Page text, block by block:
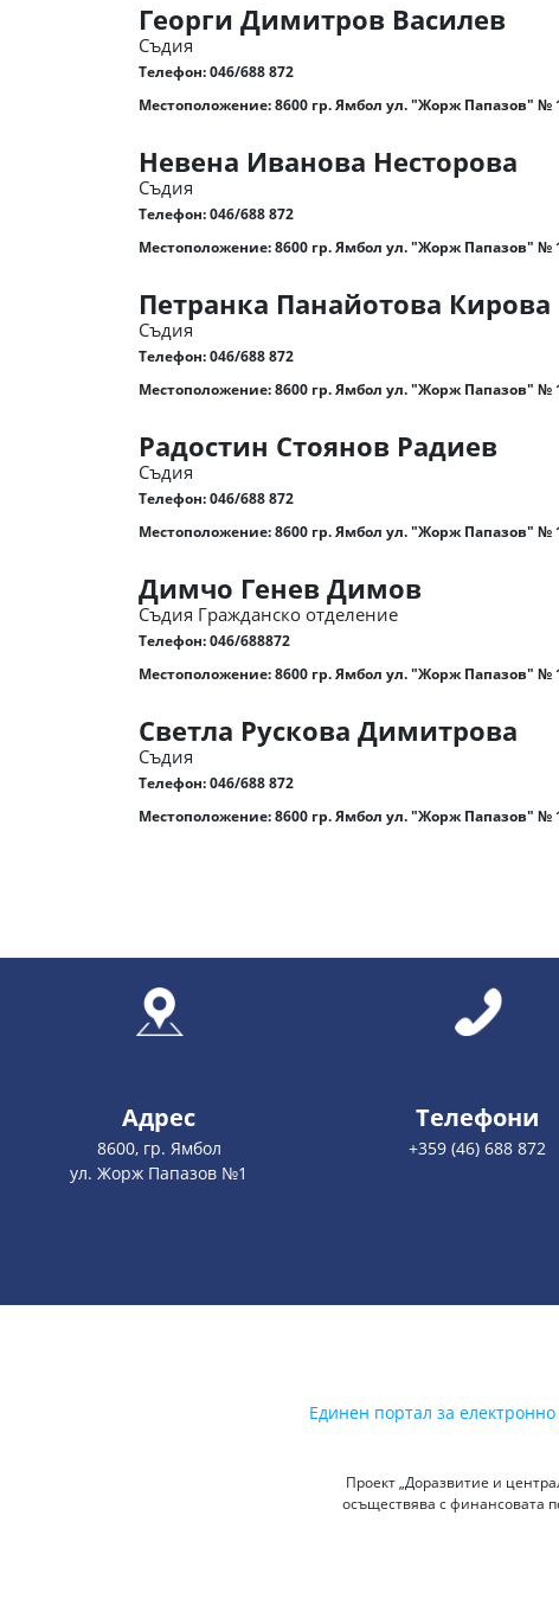
Георги Димитров Василев
Съдия
Телефон:046/688 872
Местоположение: 8600 гр. Ямбол ул. "Жорж Папазов" №
Невена Иванова Несторова
Съдия
Телефон:046/688 872
Местоположение: 8600 гр. Ямбол ул. "Жорж Папазов" №
Петранка Панайотова Кирова
Съдия
Телефон:046/688 872
Местоположение: 8600 гр. Ямбол ул. "Жорж Папазов" №
Радостин Стоянов Радиев
Съдия
Телефон:046/688 872
Местоположение: 8600 гр. Ямбол ул. "Жорж Папазов" №
Димчо Генев Димов
Съдия Гражданско отделение
Телефон:046/688872
Местоположение: 8600 гр. Ямбол ул. "Жорж Папазов" №
Светла Рускова Димитрова
Съдия
Телефон:046/688 872
Местоположение: 8600 гр. Ямбол ул. "Жорж Папазов" №
Адрес
8600, гр. Ямбол
ул. Жорж Папазов №1
Телефони
+359 (46) 688 872
Единен портал за
Проект „Доразвитие и
осъществява с финансовата